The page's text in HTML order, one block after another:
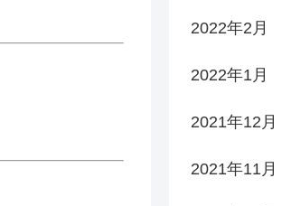
2022年2月
2022年1月
2021年12月
2021年11月